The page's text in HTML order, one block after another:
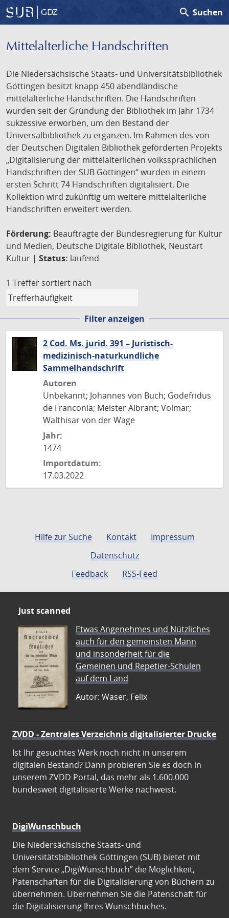
GDZ search Suchen
Mittelalterliche Handschriften
Die Niedersächsische Staats- und Universitätsbibliothek
Göttingen besitzt knapp 450 abendländische
mittelalterliche Handschriften. Die Handschriften
wurden seit der Gründung der Bibliothek im Jahr 1734
sukzessive erworben, um den Bestand der
Universalbibliothek zu ergänzen. Im Rahmen des von
der Deutschen Digitalen Bibliothek geförderten Projekts
„Digitalisierung der mittelalterlichen volkssprachlichen
Handschriften der SUB Göttingen“ wurden in einem
ersten Schritt 74 Handschriften digitalisiert. Die
Kollektion wird zukünftig um weitere mittelalterliche
Handschriften erweitert werden.
Förderung: Beauftragte der Bundesregierung für Kultur
und Medien, Deutsche Digitale Bibliothek, Neustart
Kultur | Status: laufend
1 Treffer sortiert nach
Filter anzeigen
2 Cod. Ms. jurid. 391 – Juristisch-
medizinisch-naturkundliche
Sammelhandschrift
Autoren
Unbekannt; Johannes von Buch; Godefridus
de Franconia; Meister Albrant; Volmar;
Walthisar von der Wage
Jahr:
1474
Importdatum:
17.03.2022
Hilfe zur Suche Kontakt
Impressum
Datenschutz
Feedback
RSS-Feed
Just scanned
Etwas Angenehmes und Nützliches
auch für den gemeinsten Mann
und insonderheit für die
Gemeinen und Repetier-Schulen
auf dem Land
Autor: Waser, Felix
ZVDD - Zentrales Verzeichnis digitalisierter Drucke
Ist Ihr gesuchtes Werk noch nicht in unserem
digitalen Bestand? Dann probieren Sie es doch in
unserem ZVDD Portal, das mehr als 1.600.000
bundesweit digitalisierte Werke nachweist.
DigiWunschbuch
Die Niedersächsische Staats- und
Universitätsbibliothek Göttingen (SUB) bietet mit
dem Service „DigiWunschbuch” die Möglichkeit,
Patenschaften für die Digitalisierung von Büchern zu
übernehmen. Übernehmen Sie die Patenschaft für
die Digitalisierung Ihres Wunschbuches.